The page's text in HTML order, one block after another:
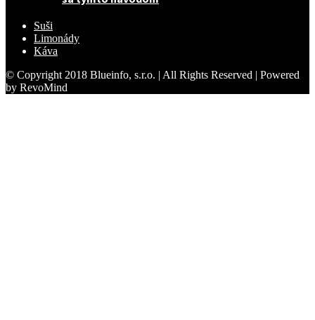
Suši
Limonády
Káva
© Copyright 2018 Blueinfo, s.r.o. | All Rights Reserved | Powered
by RevoMind